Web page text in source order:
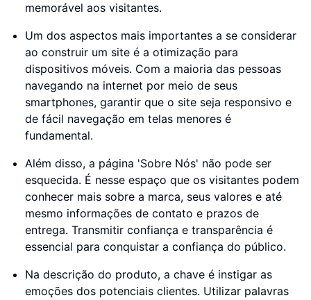
memorável aos visitantes.
Um dos aspectos mais importantes a se considerar
ao construir um site é a otimização para
dispositivos móveis. Com a maioria das pessoas
navegando na internet por meio de seus
smartphones, garantir que o site seja responsivo e
de fácil navegação em telas menores é
fundamental.
Além disso, a página 'Sobre Nós' não pode ser
esquecida. É nesse espaço que os visitantes podem
conhecer mais sobre a marca, seus valores e até
mesmo informações de contato e prazos de
entrega. Transmitir confiança e transparência é
essencial para conquistar a confiança do público.
Na descrição do produto, a chave é instigar as
emoções dos potenciais clientes. Utilizar palavras